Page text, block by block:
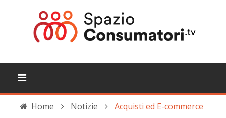
Home Notizie Acquisti ed E-commerce